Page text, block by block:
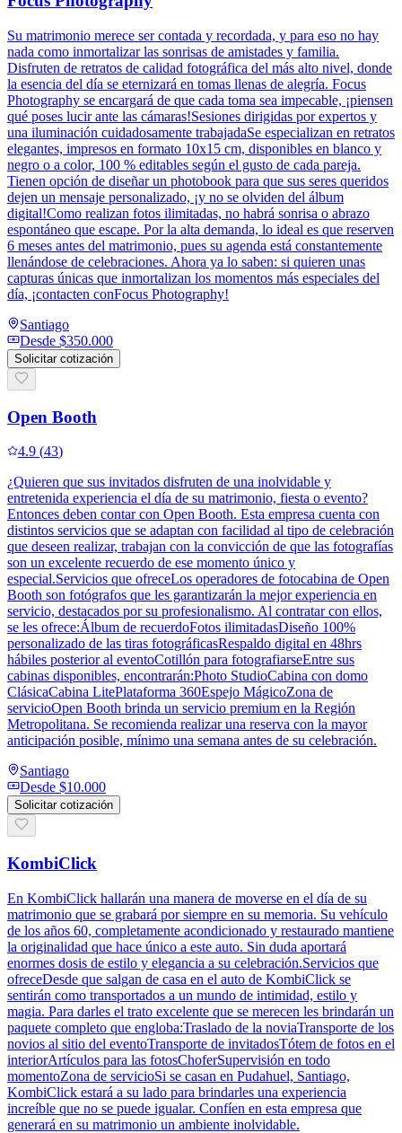
Su matrimonio merece ser contada y recordada, y para eso no hay
nada como inmortalizar las sonrisas de amistades y familia.
Disfruten de retratos de calidad fotográfica del más alto nivel, donde
la esencia del día se eternizará en tomas llenas de alegría. Focus
Photography se encargará de que cada toma sea impecable, ¡piensen
qué poses lucir ante las cámaras!Sesiones dirigidas por expertos y
una iluminación cuidadosamente trabajadaSe especializan en retratos
elegantes, impresos en formato 10x15 cm, disponibles en blanco y
negro o a color, 100 % editables según el gusto de cada pareja.
Tienen opción de diseñar un photobook para que sus seres queridos
dejen un mensaje personalizado, ¡y no se olviden del álbum
digital!Como realizan fotos ilimitadas, no habrá sonrisa o abrazo
espontáneo que escape. Por la alta demanda, lo ideal es que reserven
6 meses antes del matrimonio, pues su agenda está constantemente
llenándose de celebraciones. Ahora ya lo saben: si quieren unas
capturas únicas que inmortalizan los momentos más especiales del
día, ¡contacten conFocus Photography!
Santiago
Desde $350.000
Solicitar cotización
Open Booth
4.9 (43)
¿Quieren que sus invitados disfruten de una inolvidable y
entretenida experiencia el día de su matrimonio, fiesta o evento?
Entonces deben contar con Open Booth. Esta empresa cuenta con
distintos servicios que se adaptan con facilidad al tipo de celebración
que deseen realizar, trabajan con la convicción de que las fotografías
son un excelente recuerdo de ese momento único y
especial.Servicios que ofreceLos operadores de fotocabina de Open
Booth son fotógrafos que les garantizarán la mejor experiencia en
servicio, destacados por su profesionalismo. Al contratar con ellos,
se les ofrece:Álbum de recuerdoFotos ilimitadasDiseño 100%
personalizado de las tiras fotográficasRespaldo digital en 48hrs
hábiles posterior al eventoCotillón para fotografiarseEntre sus
cabinas disponibles, encontrarán:Photo StudioCabina con domo
ClásicaCabina LitePlataforma 360Espejo MágicoZona de
servicioOpen Booth brinda un servicio premium en la Región
Metropolitana. Se recomienda realizar una reserva con la mayor
anticipación posible, mínimo una semana antes de su celebración.
Santiago
Desde $10.000
Solicitar cotización
KombiClick
En KombiClick hallarán una manera de moverse en el día de su
matrimonio que se grabará por siempre en su memoria. Su vehículo
de los años 60, completamente acondicionado y restaurado mantiene
la originalidad que hace único a este auto. Sin duda aportará
enormes dosis de estilo y elegancia a su celebración.Servicios que
ofreceDesde que salgan de casa en el auto de KombiClick se
sentirán como transportados a un mundo de intimidad, estilo y
magia. Para darles el trato excelente que se merecen les brindarán un
paquete completo que engloba:Traslado de la noviaTransporte de los
novios al sitio del eventoTransporte de invitadosTótem de fotos en el
interiorArtículos para las fotosChoferSupervisión en todo
momentoZona de servicioSi se casan en Pudahuel, Santiago,
KombiClick estará a su lado para brindarles una experiencia
increíble que no se puede igualar. Confíen en esta empresa que
generará en su matrimonio un ambiente inolvidable.